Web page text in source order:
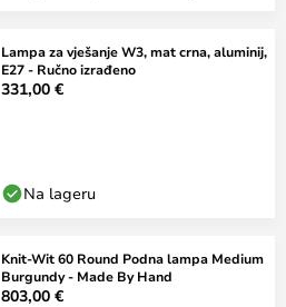
Lampa za vješanje W3, mat crna, aluminij,
E27 - Ručno izrađeno
331,00 €
Na lageru
Knit-Wit 60 Round Podna lampa Medium
Burgundy - Made By Hand
803,00 €